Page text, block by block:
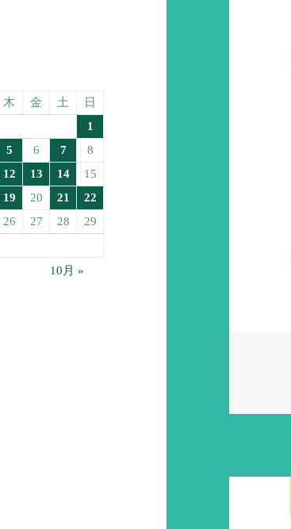
木 金 土
日
1
5 6 7
8
12 13 14
15
19 20 21
22
26 27 28
29
10月 »